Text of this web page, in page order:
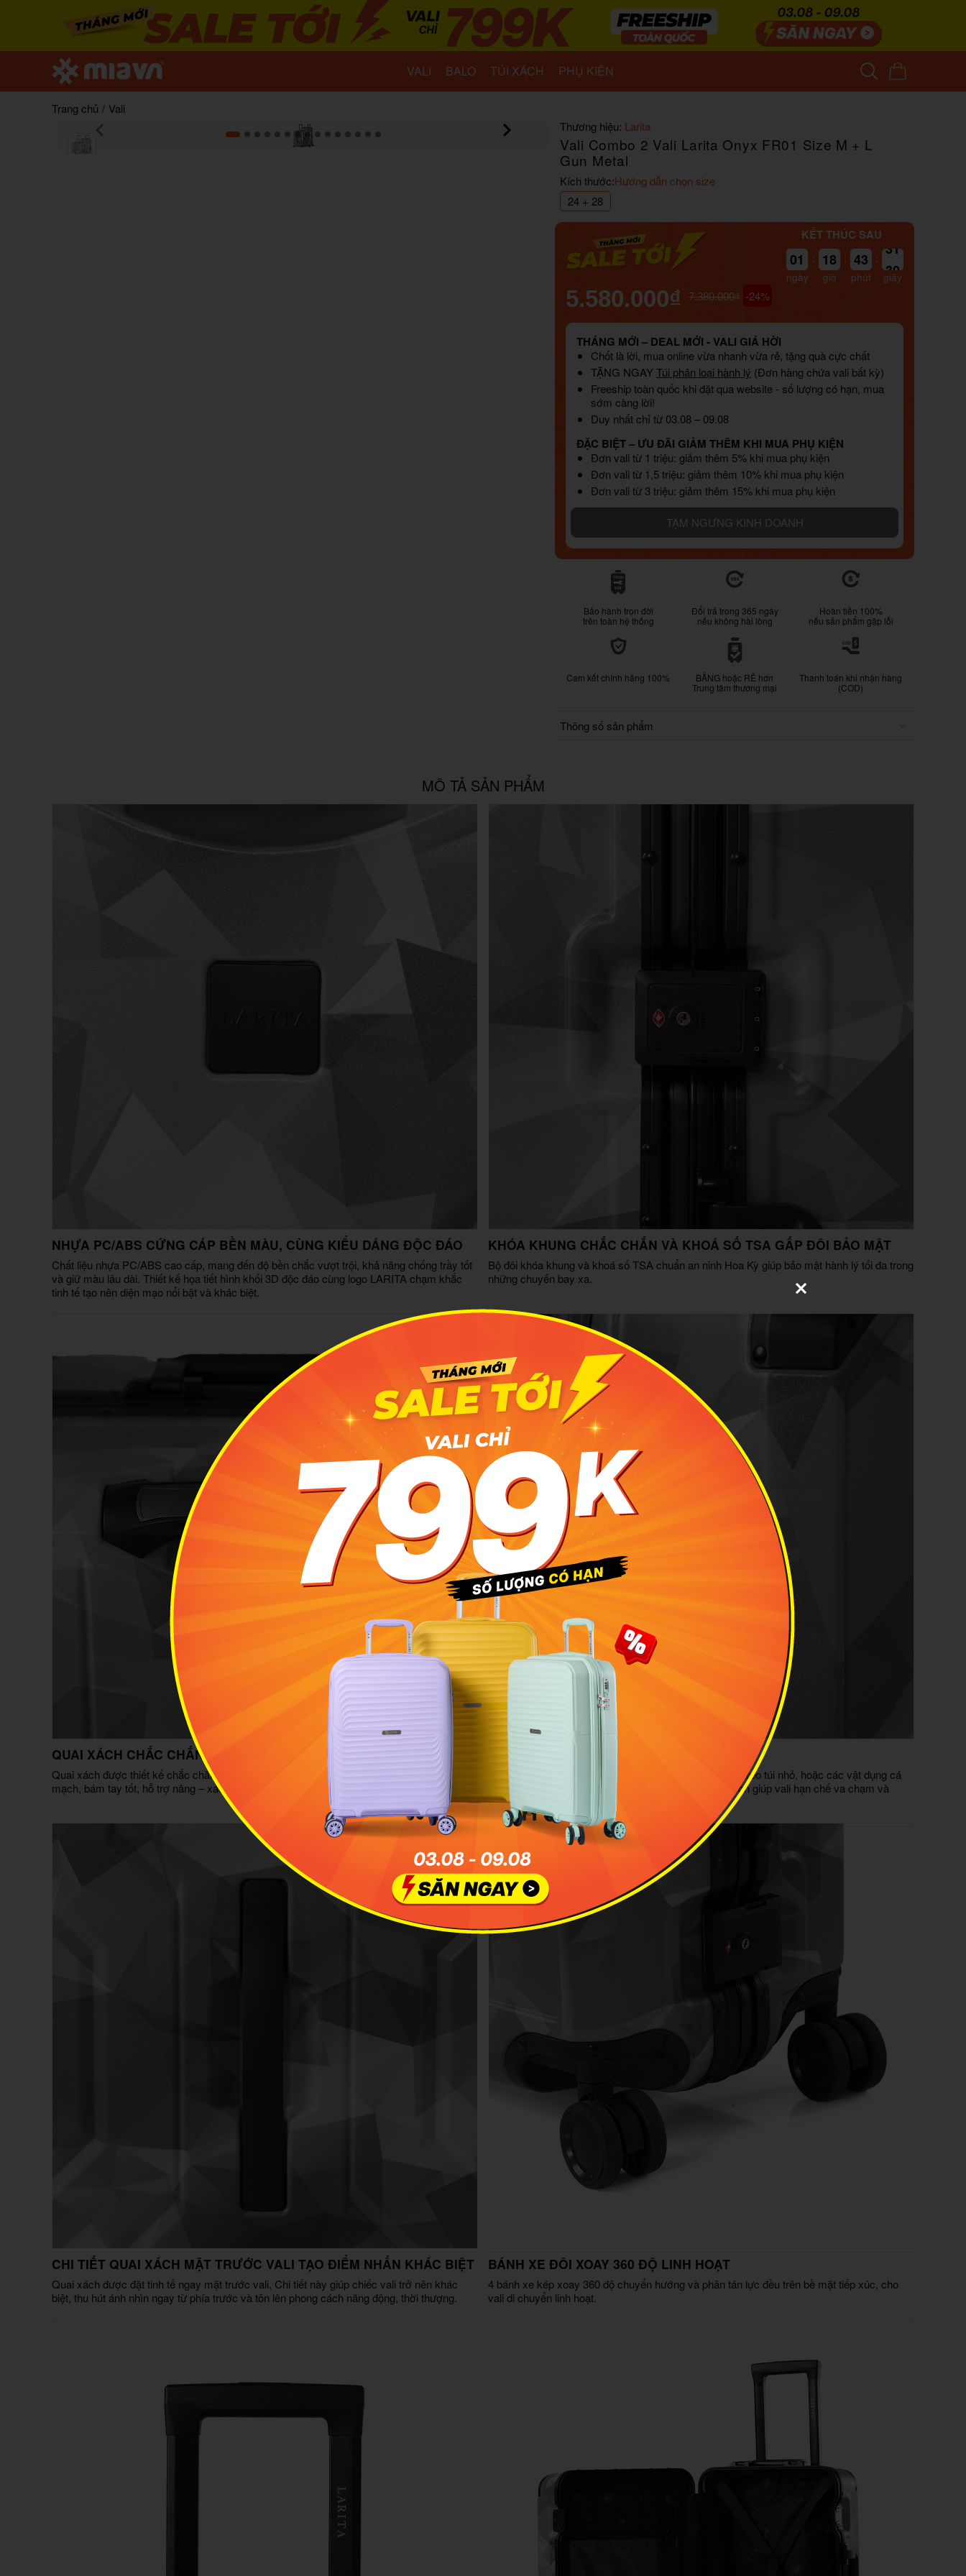
VALI BALO TÚI XÁCH PHỤ KIỆN
Trang chủ / Vali
Thương hiệu: Larita
Vali Combo 2 Vali Larita Onyx FR01 Size M + L
Gun Metal
Kích thước:Hướng dẫn chọn size
24 + 28
KẾT THÚC SAU
01
ngày
: 18
giờ
: 43
phút
: 29
giây
5.580.000₫ 7.380.000₫ -24%
THÁNG MỚI – DEAL MỚI - VALI GIÁ HỜI
Chốt là lời, mua online vừa nhanh vừa rẻ, tặng quà cực chất
TẶNG NGAYTúi phân loại hành lý (Đơn hàng chứa vali bất kỳ)
Freeship toàn quốc khi đặt qua website - số lượng có hạn, mua
sớm càng lời!
Duy nhất chỉ từ 03.08 – 09.08
ĐẶC BIỆT – ƯU ĐÃI GIẢM THÊM KHI MUA PHỤ KIỆN
Đơn vali từ 1 triệu: giảm thêm 5% khi mua phụ kiện
Đơn vali từ 1,5 triệu: giảm thêm 10% khi mua phụ kiện
Đơn vali từ 3 triệu: giảm thêm 15% khi mua phụ kiện
TẠM NGƯNG KINH DOANH
Bảo hành trọn đời
trên toàn hệ thống
Đổi trả trong 365 ngày
nếu không hài lòng
Hoàn tiền 100%
nếu sản phẩm gặp lỗi
Cam kết chính hãng 100%
BẰNG hoặc RẺ hơn
Trung tâm thương mại
Thanh toán khi nhận hàng
(COD)
Thông số sản phẩm
MÔ TẢ SẢN PHẨM
NHỰA PC/ABS CỨNG CÁP BỀN MÀU, CÙNG KIỂU DÁNG ĐỘC ĐÁO
Chất liệu nhựa PC/ABS cao cấp, mang đến độ bền chắc vượt trội, khả năng chống trầy tốt
và giữ màu lâu dài. Thiết kế họa tiết hình khối 3D độc đáo cùng logo LARITA chạm khắc
tinh tế tạo nên diện mạo nổi bật và khác biệt.
KHÓA KHUNG CHẮC CHẮN VÀ KHOÁ SỐ TSA GẤP ĐÔI BẢO MẬT
Bộ đôi khóa khung và khoá số TSA chuẩn an ninh Hoa Kỳ giúp bảo mật hành lý tối đa trong
những chuyến bay xa.
QUAI XÁCH CHẮC CHẮN VÀ DỄ DÀNG THAO TÁC
Quai xách được thiết kế chắc chắn mang lại cảm giác êm tay khi di chuyển. Form quai liền
mạch, bám tay tốt, hỗ trợ nâng – xách vali dễ dàng ngay cả khi hành lý nặng.
ĐẾ CHỐNG TRẦY VÀ MÓC TREO 2IN1
Trang bị móc treo bên hông thân vali cực kỳ tiện lợi để treo túi nhỏ, hoặc các vật dụng cá
nhân khi bạn cần thao tác nhanh ở sân bay ngoài ra còn giúp vali hạn chế va chạm và
chống trầy xước.
CHI TIẾT QUAI XÁCH MẶT TRƯỚC VALI TẠO ĐIỂM NHẤN KHÁC BIỆT
Quai xách được đặt tinh tế ngay mặt trước vali, Chi tiết này giúp chiếc vali trở nên khác
biệt, thu hút ánh nhìn ngay từ phía trước và tôn lên phong cách năng động, thời thượng.
BÁNH XE ĐÔI XOAY 360 ĐỘ LINH HOẠT
4 bánh xe kép xoay 360 độ chuyển hướng và phân tán lực đều trên bề mặt tiếp xúc, cho
vali di chuyển linh hoạt.